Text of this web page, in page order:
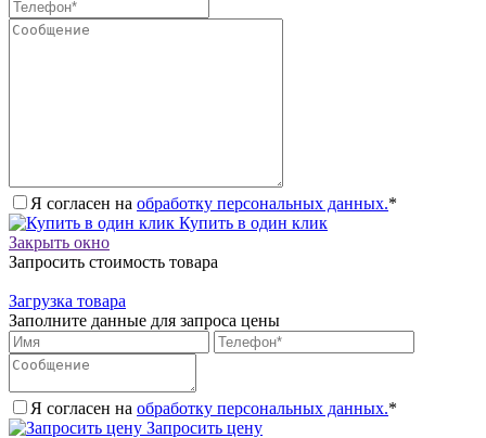
Я согласен на обработку персональных данных.*
Купить в один клик
Закрыть окно
Запросить стоимость товара
Загрузка товара
Заполните данные для запроса цены
Я согласен на обработку персональных данных.*
Запросить цену